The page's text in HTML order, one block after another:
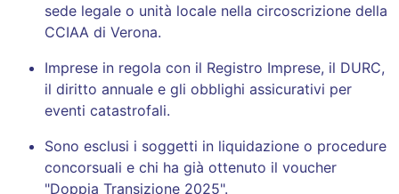
sede legale o unità locale nella circoscrizione della
CCIAA di Verona.
Imprese in regola con il Registro Imprese, il DURC,
il diritto annuale e gli obblighi assicurativi per
eventi catastrofali.
Sono esclusi i soggetti in liquidazione o procedure
concorsuali e chi ha già ottenuto il voucher
"Doppia Transizione 2025".